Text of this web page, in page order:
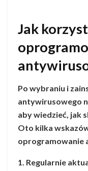
Jak
Po wybraniu i
antywirusowego
aby wiedzieć, jak
Oto kilka
oprogramowanie
1. Regularnie